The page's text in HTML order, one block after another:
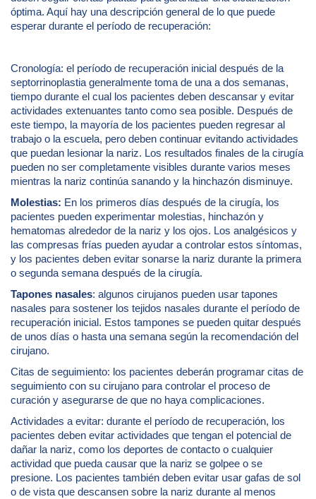
óptima. Aquí hay una descripción general de lo que puede
esperar durante el período de recuperación:
Cronología: el período de recuperación inicial después de la
septorrinoplastia generalmente toma de una a dos semanas,
tiempo durante el cual los pacientes deben descansar y evitar
actividades extenuantes tanto como sea posible. Después de
este tiempo, la mayoría de los pacientes pueden regresar al
trabajo o la escuela, pero deben continuar evitando actividades
que puedan lesionar la nariz. Los resultados finales de la cirugía
pueden no ser completamente visibles durante varios meses
mientras la nariz continúa sanando y la hinchazón disminuye.
Molestias: En los primeros días después de la cirugía, los
pacientes pueden experimentar molestias, hinchazón y
hematomas alrededor de la nariz y los ojos. Los analgésicos y
las compresas frías pueden ayudar a controlar estos síntomas,
y los pacientes deben evitar sonarse la nariz durante la primera
o segunda semana después de la cirugía.
Tapones nasales: algunos cirujanos pueden usar tapones
nasales para sostener los tejidos nasales durante el período de
recuperación inicial. Estos tampones se pueden quitar después
de unos días o hasta una semana según la recomendación del
cirujano.
Citas de seguimiento: los pacientes deberán programar citas de
seguimiento con su cirujano para controlar el proceso de
curación y asegurarse de que no haya complicaciones.
Actividades a evitar: durante el período de recuperación, los
pacientes deben evitar actividades que tengan el potencial de
dañar la nariz, como los deportes de contacto o cualquier
actividad que pueda causar que la nariz se golpee o se
presione. Los pacientes también deben evitar usar gafas de sol
o de vista que descansen sobre la nariz durante al menos